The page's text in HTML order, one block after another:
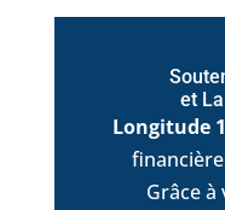
et
Longitude
Grâce